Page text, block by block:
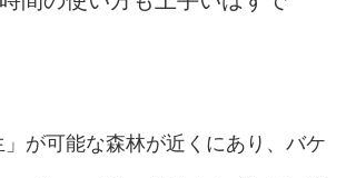
」が可能な森林が近くにあり、バケ